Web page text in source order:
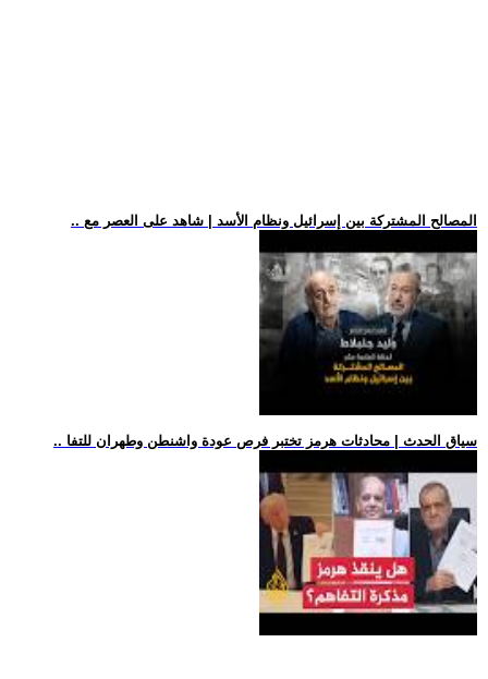
.. المصالح المشتركة بين إسرائيل ونظام الأسد | شاهد على العصر مع
.. سياق الحدث | محادثات هرمز تختبر فرص عودة واشنطن وطهران للتفا